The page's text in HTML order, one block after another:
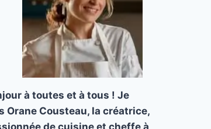
à toutes et à tous ! Je
Orane Cousteau, la créatrice,
de cuisine et cheffe à